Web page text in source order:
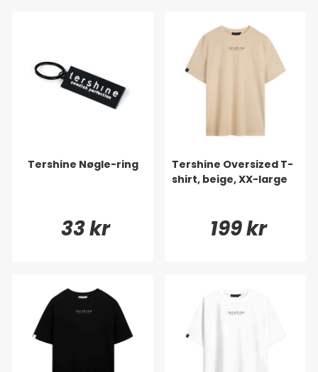
Tershine Nøgle-ring
33 kr
Tershine Oversized T-
shirt, beige, XX-large
199 kr